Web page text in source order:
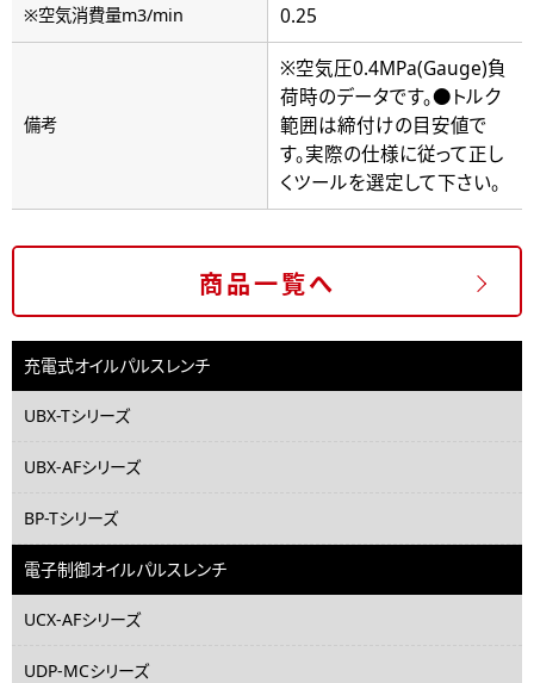
※空気消費量m3/min 0.25
備考
※空気圧0.4MPa(Gauge)負
荷時のデータです。●トルク
範囲は締付けの目安値で
す。実際の仕様に従って正し
くツールを選定して下さい。
商品一覧へ
充電式オイルパルスレンチ
UBX-Tシリーズ
UBX-AFシリーズ
BP-Tシリーズ
電子制御オイルパルスレンチ
UCX-AFシリーズ
UDP-MCシリーズ